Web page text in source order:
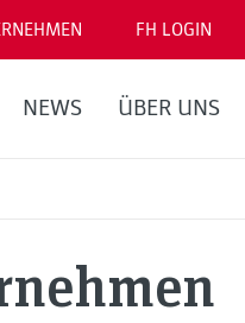
FH LOGIN
NEWS ÜBER UNS